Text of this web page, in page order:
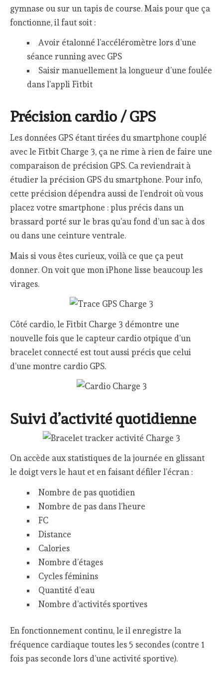
gymnase ou sur un tapis de course. Mais pour que ça
fonctionne, il faut soit :
Avoir étalonné l’accéléromètre lors d’une
séance running avec GPS
Saisir manuellement la longueur d’une foulée
dans l’appli Fitbit
Précision cardio / GPS
Les données GPS étant tirées du smartphone couplé
avec le Fitbit Charge 3, ça ne rime à rien de faire une
comparaison de précision GPS. Ca reviendrait à
étudier la précision GPS du smartphone. Pour info,
cette précision dépendra aussi de l’endroit où vous
placez votre smartphone : plus précis dans un
brassard porté sur le bras qu’au fond d’un sac à dos
ou dans une ceinture ventrale.
Mais si vous êtes curieux, voilà ce que ça peut
donner. On voit que mon iPhone lisse beaucoup les
virages.
Côté cardio, le Fitbit Charge 3 démontre une
nouvelle fois que le capteur cardio otpique d’un
bracelet connecté est tout aussi précis que celui
d’une montre cardio GPS.
Suivi d’activité quotidienne
On accède aux statistiques de la journée en glissant
le doigt vers le haut et en faisant défiler l’écran :
Nombre de pas quotidien
Nombre de pas dans l’heure
FC
Distance
Calories
Nombre d’étages
Cycles féminins
Quantité d’eau
Nombre d’activités sportives
En fonctionnement continu, le il enregistre la
fréquence cardiaque toutes les 5 secondes (contre 1
fois pas seconde lors d’une activité sportive).